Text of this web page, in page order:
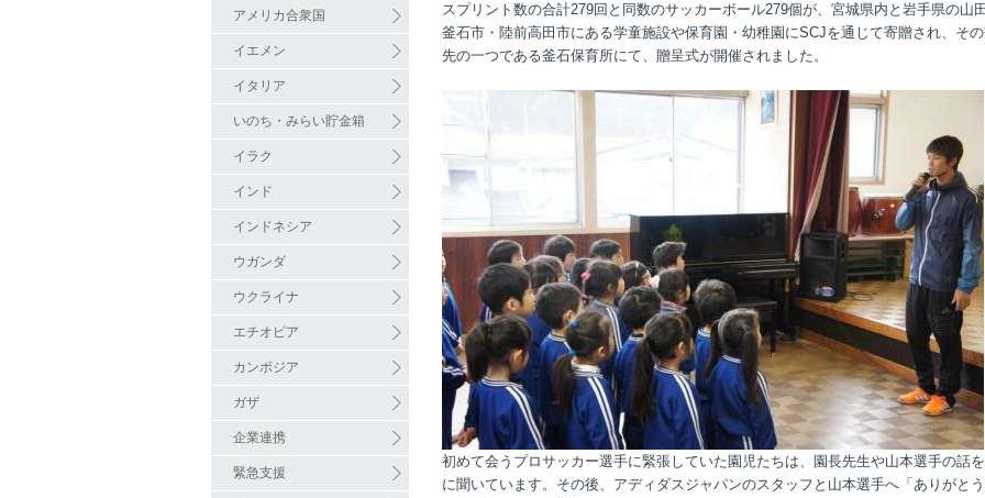
アメリカ合衆国
イエメン
イタリア
いのち・みらい貯金箱
イラク
インド
インドネシア
ウガンダ
ウクライナ
エチオピア
カンボジア
ガザ
企業連携
緊急支援
スプリント数の合計279回と同数のサッカーボール279個が、宮城県内と岩手県の山
釜石市・陸前高田市にある学童施設や保育園・幼稚園にSCJを通じて寄贈され、そ
先の一つである釜石保育所にて、贈呈式が開催されました。
初めて会うプロサッカー選手に緊張していた園児たちは、園長先生や山本選手の話
に聞いています。その後、アディダスジャパンのスタッフと山本選手へ「ありがと